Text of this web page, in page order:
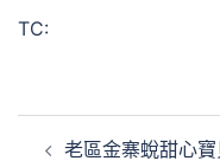
TC:
老區金寨蛻甜心